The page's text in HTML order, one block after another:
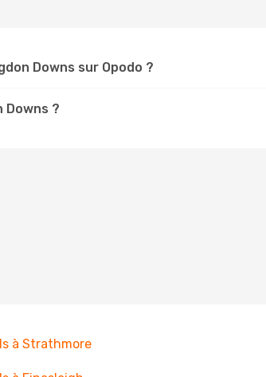
Downs sur Opodo ?
Downs ?
à Strathmore